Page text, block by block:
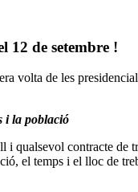
12 de setembre !
volta de les
i la població
i qualsevol contracte de
el temps i el lloc de